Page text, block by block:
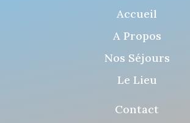
Accueil
A Propos
Nos Séjours
Le Lieu
Contact